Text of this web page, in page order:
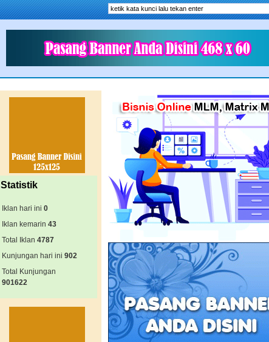
Statistik
Iklan hari ini 0
Iklan kemarin 43
Total Iklan 4787
Kunjungan hari ini 902
Total Kunjungan
901622